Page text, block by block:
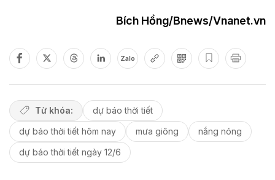
Bích Hồng/Bnews/Vnanet.vn
Zalo
Từ khóa:
dự báo thời tiết
dự báo thời tiết hôm nay
mưa giông
nắng nóng
dự báo thời tiết ngày 12/6